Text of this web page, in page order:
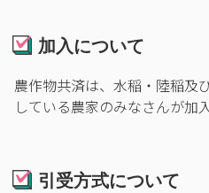
加入について
農作物共済は、水稲・陸稲及
している農家のみなさんが加
引受方式について